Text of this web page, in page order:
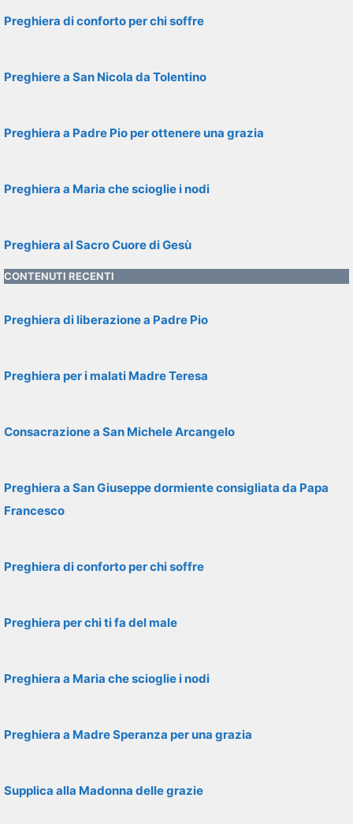
Preghiera di conforto per chi soffre
Preghiere a San Nicola da Tolentino
Preghiera a Padre Pio per ottenere una grazia
Preghiera a Maria che scioglie i nodi
Preghiera al Sacro Cuore di Gesù
CONTENUTI RECENTI
Preghiera di liberazione a Padre Pio
Preghiera per i malati Madre Teresa
Consacrazione a San Michele Arcangelo
Preghiera a San Giuseppe dormiente consigliata da Papa
Francesco
Preghiera di conforto per chi soffre
Preghiera per chi ti fa del male
Preghiera a Maria che scioglie i nodi
Preghiera a Madre Speranza per una grazia
Supplica alla Madonna delle grazie